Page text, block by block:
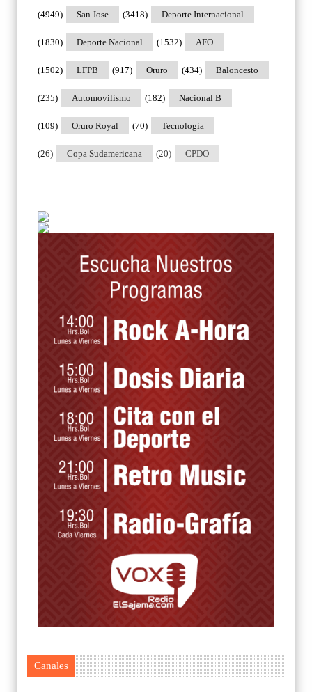
San Jose
(4949) Deporte Internacional
(3418)
Deporte Nacional
(1830) AFO
(1532)
LFPB
(1502) Oruro
(917) Baloncesto
(434)
Automovilismo
(235) Nacional B
(182)
Oruro Royal
(109) Tecnologia
(70)
Copa Sudamericana
(26) CPDO
(20)
Canales